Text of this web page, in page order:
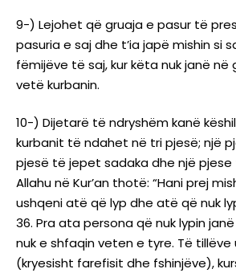
9-) Lejohet që gruaja e pasur të
pasuria e saj dhe t’ia japë mishin si
fëmijëve të saj, kur këta nuk janë në
vetë kurbanin.
10-) Dijetarë të ndryshëm kanë
kurbanit të ndahet në tri pjesë; një
pjesë të jepet sadaka dhe një
Allahu në Kur’an thotë: “Hani prej
ushqeni atë që lyp dhe atë që nuk
36. Pra ata persona që nuk lypin
nuk e shfaqin veten e tyre. Të
(kryesisht farefisit dhe fshinjëve),